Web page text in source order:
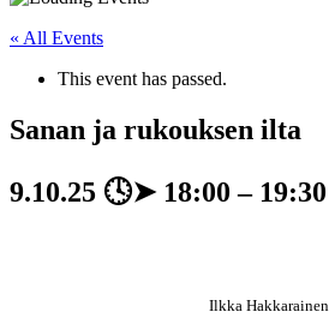
« All Events
This event has passed.
Sanan ja rukouksen ilta
9.10.25 🕓➤ 18:00– 19:30
Ilkka Hakkarainen